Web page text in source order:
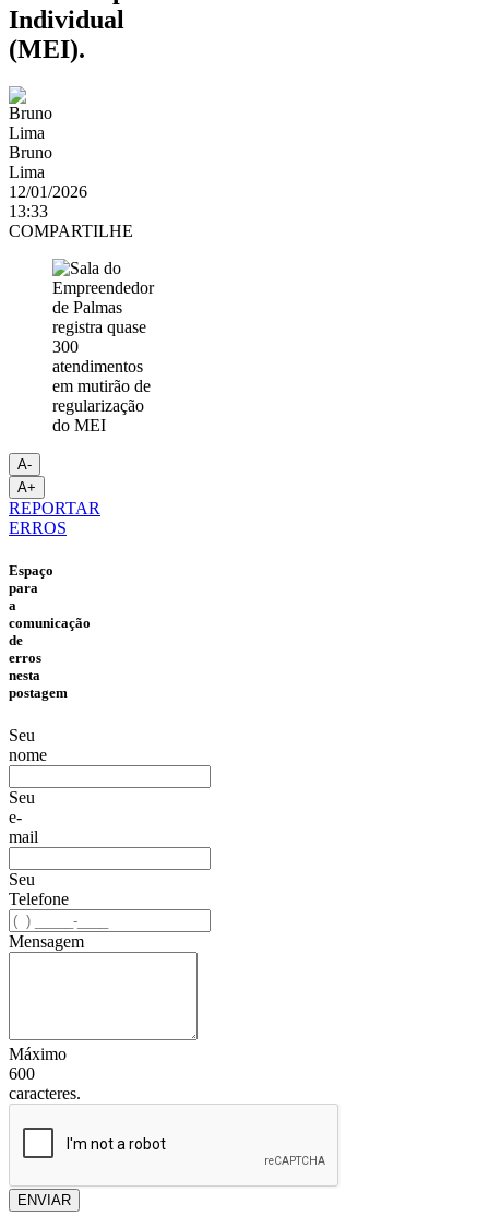
Individual
(MEI).
Bruno
Lima
12/01/2026
13:33
COMPARTILHE
A-
A+
REPORTAR
ERROS
Espaço
para
a
comunicação
de
erros
nesta
postagem
Seu
nome
Seu
e-
mail
Seu
Telefone
Mensagem
Máximo
600
caracteres.
ENVIAR